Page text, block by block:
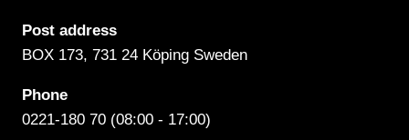
Post address
BOX 173, 731 24 Köping Sweden
Phone
0221-180 70 (08:00 - 17:00)